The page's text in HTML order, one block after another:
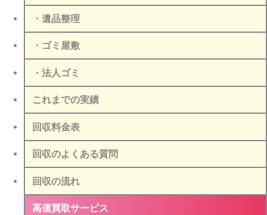
・遺品整理
・ゴミ屋敷
・法人ゴミ
これまでの実績
回収料金表
回収のよくある質問
回収の流れ
高価買取サービス